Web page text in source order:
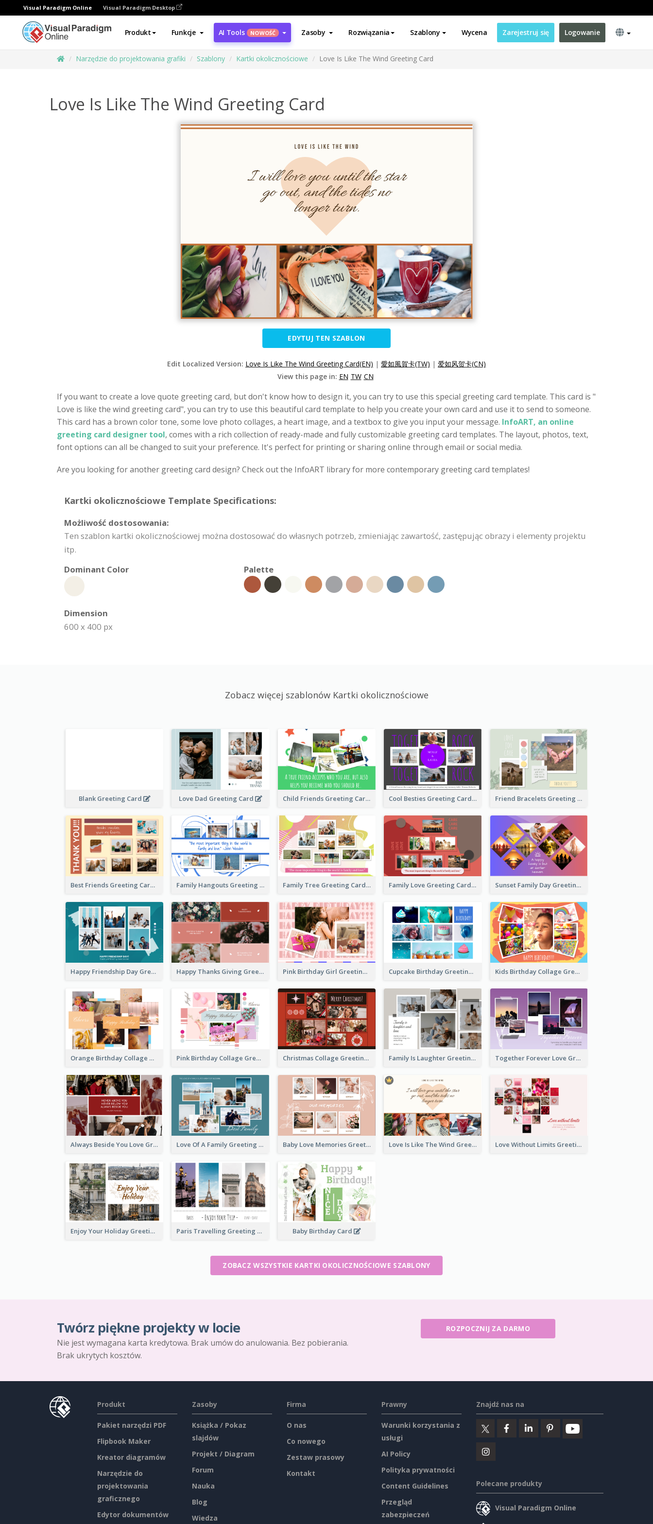
Visual Paradigm Online Visual Paradigm Desktop
Produkt Funkcje AI Tools NOWOŚĆ Zasoby Rozwiązania Szablony Wycena Zarejestruj się Logowanie
Narzędzie do projektowania grafiki Szablony Kartki okolicznościowe Love Is Like The Wind Greeting Card
Love Is Like The Wind Greeting Card
EDYTUJ TEN SZABLON
Edit Localized Version: Love Is Like The Wind Greeting Card(EN) | 愛如風賀卡(TW) | 爱如风贺卡(CN)
View this page in: EN TW CN
If you want to create a love quote greeting card, but don't know how to design it, you can try to use this special greeting card template. This card is "
Love is like the wind greeting card", you can try to use this beautiful card template to help you create your own card and use it to send to someone.
This card has a brown color tone, some love photo collages, a heart image, and a textbox to give you input your message. InfoART, an online
greeting card designer tool, comes with a rich collection of ready-made and fully customizable greeting card templates. The layout, photos, text,
font options can all be changed to suit your preference. It's perfect for printing or sharing online through email or social media.
Are you looking for another greeting card design? Check out the InfoART library for more contemporary greeting card templates!
Kartki okolicznościowe Template Specifications:
Możliwość dostosowania:
Ten szablon kartki okolicznościowej można dostosować do własnych potrzeb, zmieniając zawartość, zastępując obrazy i elementy projektu
itp.
Dominant Color
Palette
Dimension
600 x 400 px
Zobacz więcej szablonów Kartki okolicznościowe
Blank Greeting Card Love Dad Greeting Card Child Friends Greeting Card Cool Besties Greeting Card Friend Bracelets Greeting Card
Best Friends Greeting Card Family Hangouts Greeting Card Family Tree Greeting Card Family Love Greeting Card Sunset Family Day Greeting Card
Happy Friendship Day Greeting Card Happy Thanks Giving Greeting Card Pink Birthday Girl Greeting Card Cupcake Birthday Greeting Card Kids Birthday Collage Greeting Card
Orange Birthday Collage Greeting Card Pink Birthday Collage Greeting Card Christmas Collage Greeting Card Family Is Laughter Greeting Card Together Forever Love Greeting Card
Always Beside You Love Greeting Card Love Of A Family Greeting Card Baby Love Memories Greeting Card Love Is Like The Wind Greeting Card Love Without Limits Greeting Card
Enjoy Your Holiday Greeting Card Paris Travelling Greeting Card Baby Birthday Card
ZOBACZ WSZYSTKIE KARTKI OKOLICZNOŚCIOWE SZABLONY
Twórz piękne projekty w locie
Nie jest wymagana karta kredytowa. Brak umów do anulowania. Bez pobierania.
Brak ukrytych kosztów.
ROZPOCZNIJ ZA DARMO
Produkt
Pakiet narzędzi PDF
Flipbook Maker
Kreator diagramów
Narzędzie do
projektowania
graficznego
Edytor dokumentów
Zasoby
Książka / Pokaz
slajdów
Projekt / Diagram
Forum
Nauka
Blog
Wiedza
Firma
O nas
Co nowego
Zestaw prasowy
Kontakt
Prawny
Warunki korzystania z
usługi
AI Policy
Polityka prywatności
Content Guidelines
Przegląd
zabezpieczeń
Znajdź nas na
Polecane produkty
Visual Paradigm Online